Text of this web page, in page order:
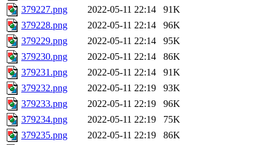
379227.png
2022-05-11 22:14
91K
379228.png
2022-05-11 22:14
96K
379229.png
2022-05-11 22:14
95K
379230.png
2022-05-11 22:14
86K
379231.png
2022-05-11 22:14
91K
379232.png
2022-05-11 22:19
93K
379233.png
2022-05-11 22:19
96K
379234.png
2022-05-11 22:19
75K
379235.png
2022-05-11 22:19
86K